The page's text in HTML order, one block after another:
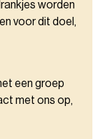
worden
voor dit doel,
een groep
met ons op,